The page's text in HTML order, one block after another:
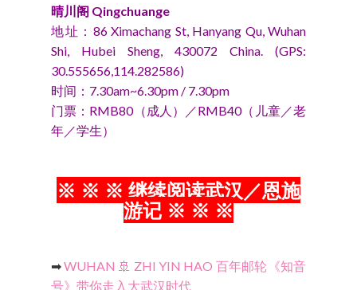
晴川阁 Qingchuange
地址：86 Ximachang St, Hanyang Qu, Wuhan
Shi, Hubei Sheng, 430072 China. (GPS:
30.555656,114.282586)
时间：7.30am~6.30pm / 7.30pm
门票：RMB80（成人）／RMB40（儿童／老
年／学生）
※ ※ ※ 继续阅读武汉／恩施
游记 ※ ※ ※
➡WUHAN 🚢 ZHI YIN HAO 百年邮轮《知音
号》带你走入大武汉时代